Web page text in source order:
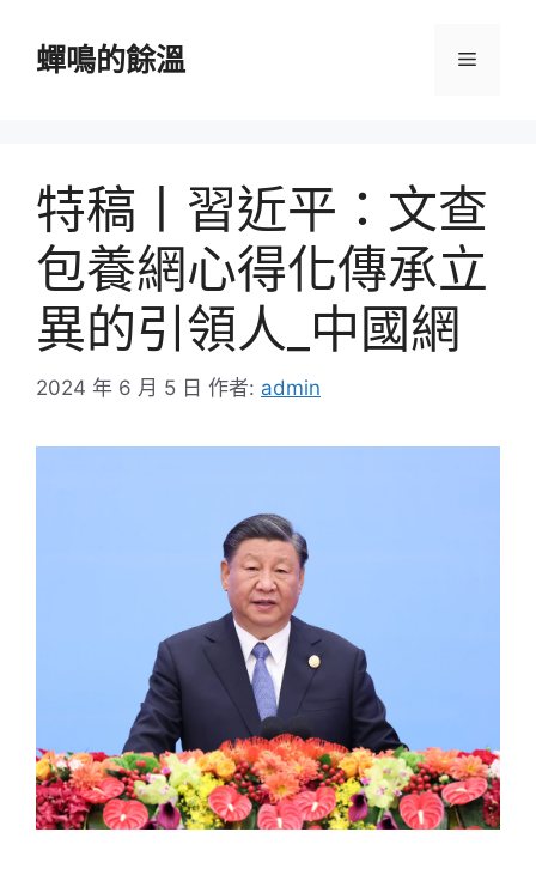
蟬鳴的餘溫 選
特稿丨習近平：文查
包養網心得化傳承立
異的引領人_中國網
2024 年 6 月 5 日 作者: admin